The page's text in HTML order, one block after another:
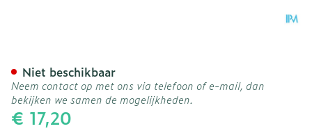
€ 17,20
Niet beschikbaar
Neem contact op met ons via telefoon of e-mail, dan
bekijken we samen de mogelijkheden.